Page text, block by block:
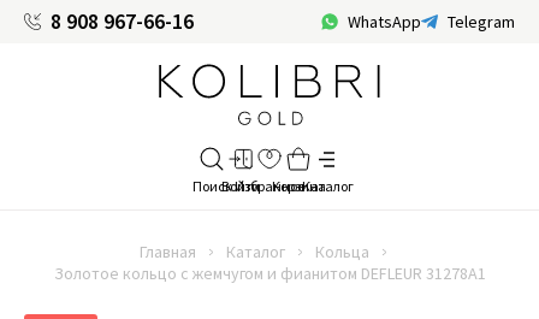
8 908 967-66-16 WhatsApp Telegram
Главная Каталог
Кольца
Золотое кольцо с жемчугом и фианитом DEFLEUR 31278A1